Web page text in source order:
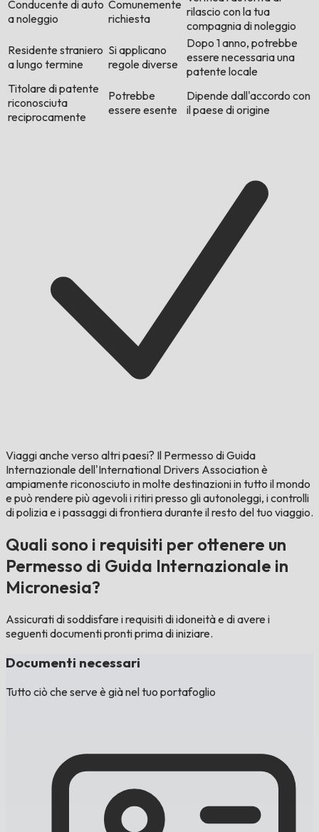
Conducente di auto
a noleggio
Comunemente
richiesta
rilascio con la tua
compagnia di noleggio
Residente straniero
a lungo termine
Si applicano
regole diverse
Dopo 1 anno, potrebbe
essere necessaria una
patente locale
Titolare di patente
riconosciuta
reciprocamente
Potrebbe
essere esente
Dipende dall'accordo con
il paese di origine
Viaggi anche verso altri paesi? Il Permesso di Guida
Internazionale dell'International Drivers Association è
ampiamente riconosciuto in molte destinazioni in tutto il mondo
e può rendere più agevoli i ritiri presso gli autonoleggi, i controlli
di polizia e i passaggi di frontiera durante il resto del tuo viaggio.
Quali sono i requisiti per ottenere un
Permesso di Guida Internazionale in
Micronesia?
Assicurati di soddisfare i requisiti di idoneità e di avere i
seguenti documenti pronti prima di iniziare.
Documenti necessari
Tutto ciò che serve è già nel tuo portafoglio